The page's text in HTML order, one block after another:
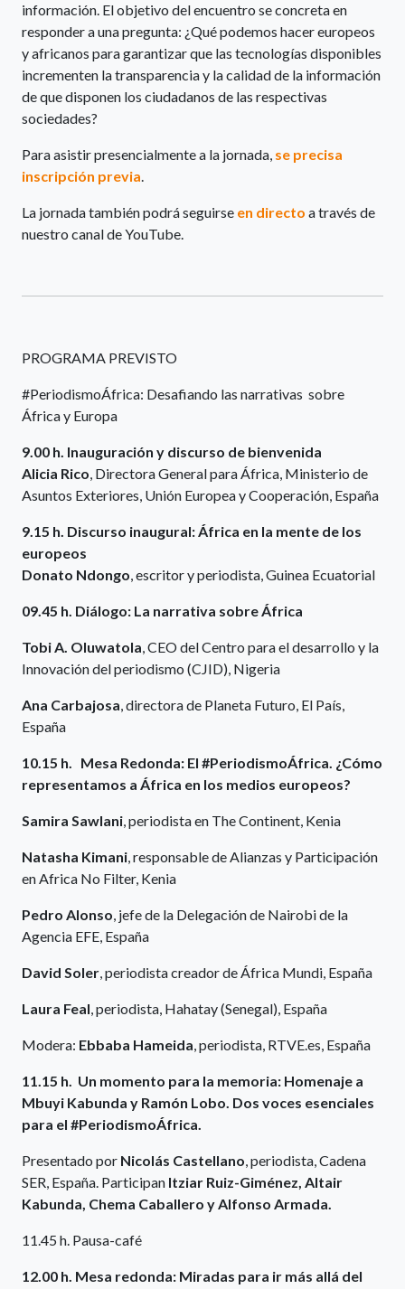
información. El objetivo del encuentro se concreta en
responder a una pregunta: ¿Qué podemos hacer europeos
y africanos para garantizar que las tecnologías disponibles
incrementen la transparencia y la calidad de la información
de que disponen los ciudadanos de las respectivas
sociedades?
Para asistir presencialmente a la jornada, se precisa
inscripción previa.
La jornada también podrá seguirse en directo a través de
nuestro canal de YouTube.
PROGRAMA PREVISTO
#PeriodismoÁfrica: Desafiando las narrativas sobre
África y Europa
9.00 h. Inauguración y discurso de bienvenida
Alicia Rico, Directora General para África, Ministerio de
Asuntos Exteriores, Unión Europea y Cooperación, España
9.15 h. Discurso inaugural: África en la mente de los
europeos
Donato Ndongo, escritor y periodista, Guinea Ecuatorial
09.45 h. Diálogo: La narrativa sobre África
Tobi A. Oluwatola, CEO del Centro para el desarrollo y la
Innovación del periodismo (CJID), Nigeria
Ana Carbajosa, directora de Planeta Futuro, El País,
España
10.15 h. Mesa Redonda: El #PeriodismoÁfrica. ¿Cómo
representamos a África en los medios europeos?
Samira Sawlani, periodista en The Continent, Kenia
Natasha Kimani, responsable de Alianzas y Participación
en Africa No Filter, Kenia
Pedro Alonso, jefe de la Delegación de Nairobi de la
Agencia EFE, España
David Soler, periodista creador de África Mundi, España
Laura Feal, periodista, Hahatay (Senegal), España
Modera: Ebbaba Hameida, periodista, RTVE.es, España
11.15 h. Un momento para la memoria: Homenaje a
Mbuyi Kabunda y Ramón Lobo. Dos voces esenciales
para el #PeriodismoÁfrica.
Presentado por Nicolás Castellano, periodista, Cadena
SER, España. Participan Itziar Ruiz-Giménez, Altair
Kabunda, Chema Caballero y Alfonso Armada.
11.45 h. Pausa-café
12.00 h. Mesa redonda: Miradas para ir más allá del